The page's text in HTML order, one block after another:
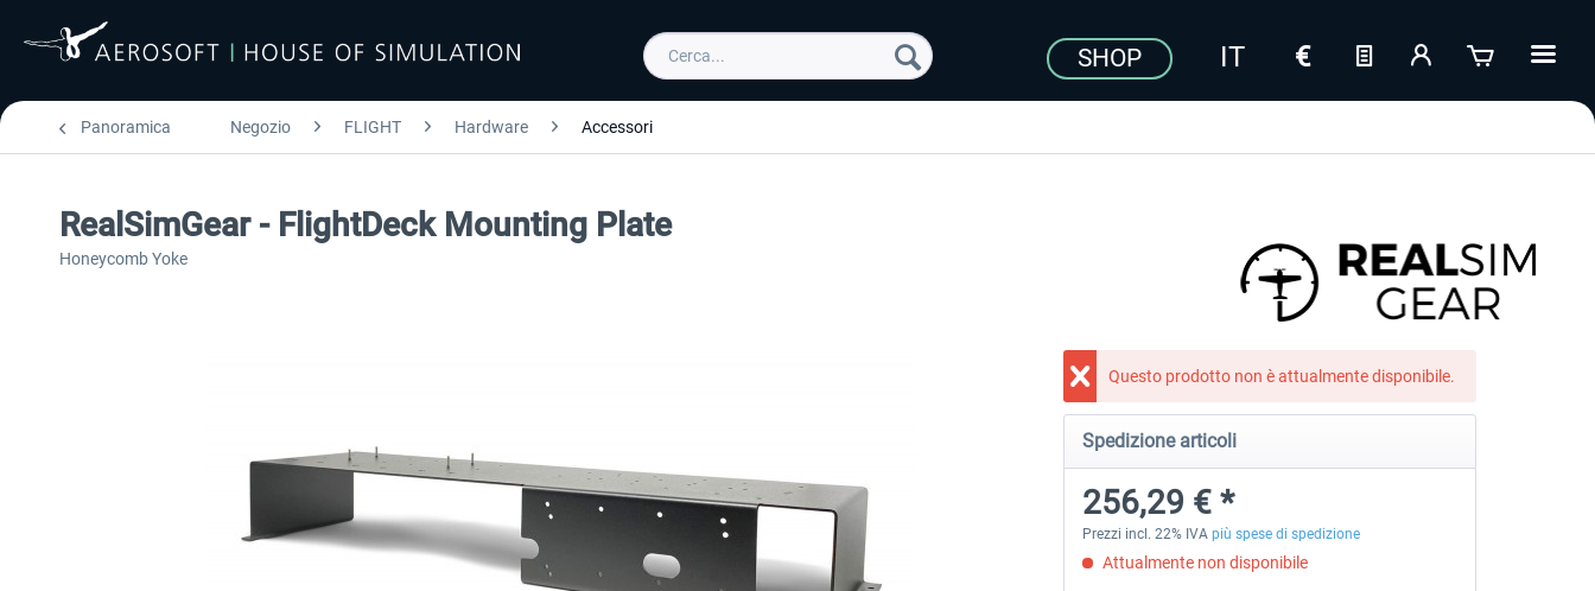
SHOP
Panoramica Negozio FLIGHT Hardware Accessori
RealSimGear - FlightDeck Mounting Plate
Honeycomb Yoke
Questo prodotto non è attualmente disponibile.
Spedizione articoli
256,29 € *
Prezzi incl. 22% IVA più spese di spedizione
Attualmente non disponibile